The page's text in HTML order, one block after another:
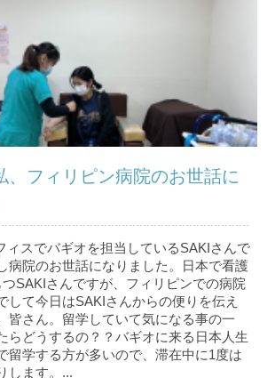
、フィリピン病院のお世話に
ィスでバギオを担当しているSAKIさんで
病院のお世話になりました。日本で看護
SAKIさんですが、フィリピンでの病院
して今日はSAKIさんからの便りを伝え
皆さん。留学していて気になる事の一
らどうするの？？バギオに来る日本人生
留学する方が多いので、滞在中に1度は
します。...